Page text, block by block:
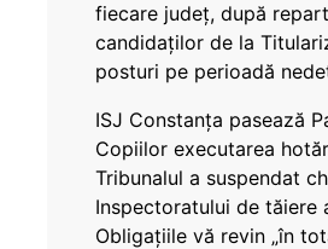
fiecare județ, după
candidaților de la
posturi pe perioadă
ISJ Constanța pasează
Copiilor executarea
Tribunalul a suspendat
Inspectoratului de tăiere
Obligațiile vă revin „în